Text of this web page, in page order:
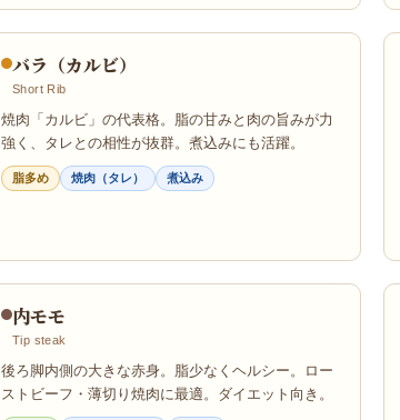
バラ（カルビ）
Short Rib
焼肉「カルビ」の代表格。脂の甘みと肉の旨みが力
強く、タレとの相性が抜群。煮込みにも活躍。
脂多め 焼肉（タレ） 煮込み
内モモ
Tip steak
後ろ脚内側の大きな赤身。脂少なくヘルシー。ロー
ストビーフ・薄切り焼肉に最適。ダイエット向き。